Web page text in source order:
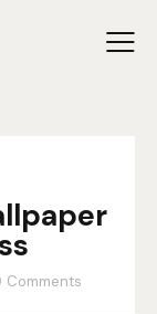
Comments